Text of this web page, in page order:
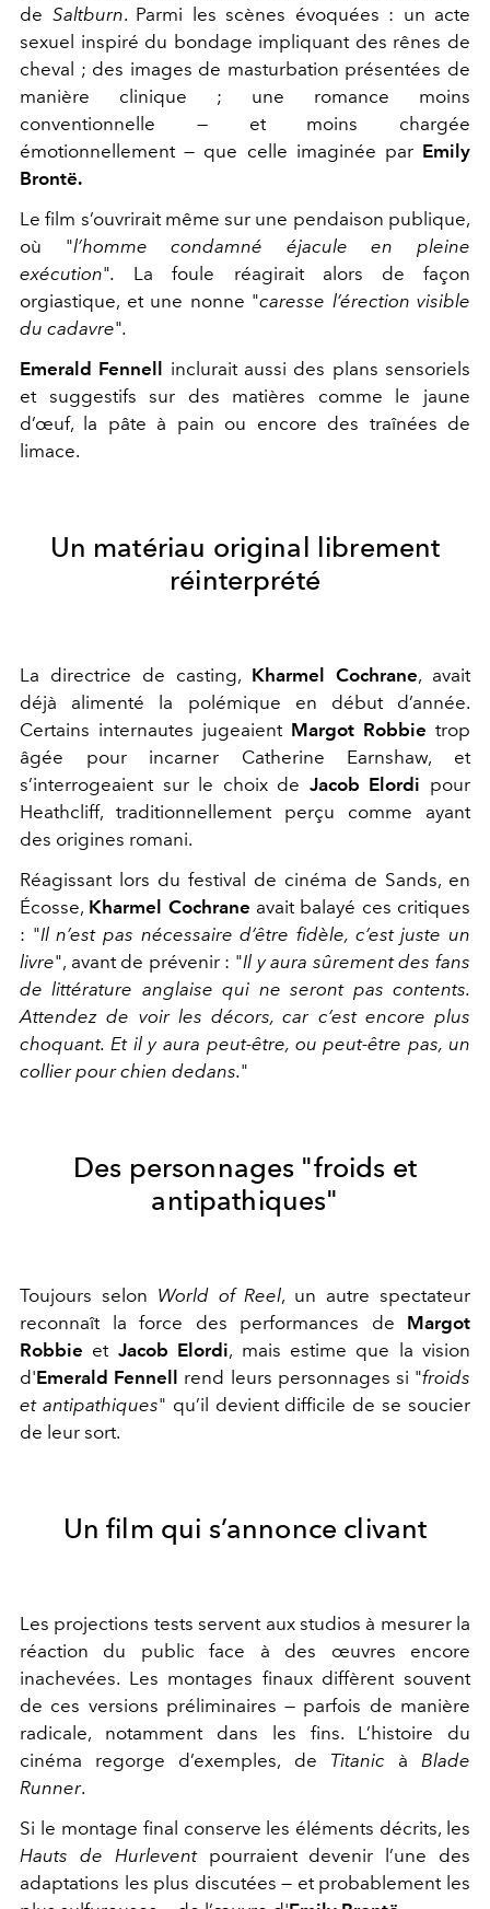
de Saltburn. Parmi les scènes évoquées : un acte
sexuel inspiré du bondage impliquant des rênes de
cheval ; des images de masturbation présentées de
manière clinique ; une romance moins
conventionnelle — et moins chargée
émotionnellement — que celle imaginée par Emily
Brontë.
Le film s’ouvrirait même sur une pendaison publique,
où
"l’homme condamné éjacule en pleine
exécution". La foule réagirait alors de façon
orgiastique, et une nonne "caresse l’érection visible
du cadavre".
Emerald Fennell
inclurait aussi des plans sensoriels
et suggestifs sur des matières comme le jaune
d’œuf, la pâte à pain ou encore des traînées de
limace.
Un matériau original librement
réinterprété
La directrice de casting, Kharmel Cochrane, avait
déjà alimenté la polémique en début d’année.
Certains internautes jugeaient Margot Robbie trop
âgée pour incarner Catherine Earnshaw, et
s’interrogeaient sur le choix de Jacob Elordi pour
Heathcliff, traditionnellement perçu comme ayant
des origines romani.
Réagissant lors du festival de cinéma de Sands, en
Écosse, Kharmel Cochrane avait balayé ces critiques
: "Il n’est pas nécessaire d’être fidèle, c’est juste un
livre", avant de prévenir : "Il y aura sûrement des fans
de littérature anglaise qui ne seront pas contents.
Attendez de voir les décors, car c’est encore plus
choquant. Et il y aura peut-être, ou peut-être pas, un
collier pour chien dedans."
Des personnages "froids et
antipathiques"
Toujours selon World of Reel, un autre spectateur
reconnaît la force des performances de Margot
Robbie et Jacob Elordi, mais estime que la vision
d'Emerald Fennell rend leurs personnages si "froids
et antipathiques" qu’il devient difficile de se soucier
de leur sort.
Un film qui s’annonce clivant
Les projections tests servent aux studios à mesurer la
réaction du public face à des œuvres encore
inachevées. Les montages finaux diffèrent souvent
de ces versions préliminaires — parfois de manière
radicale, notamment dans les fins. L’histoire du
cinéma regorge d’exemples, de Titanic àBlade
Runner.
Si le montage final conserve les éléments décrits, les
Hauts de Hurleventpourraient devenir l’une des
adaptations les plus discutées — et probablement les